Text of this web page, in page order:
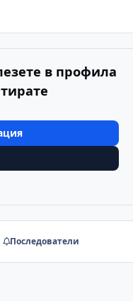
в профила
Последователи